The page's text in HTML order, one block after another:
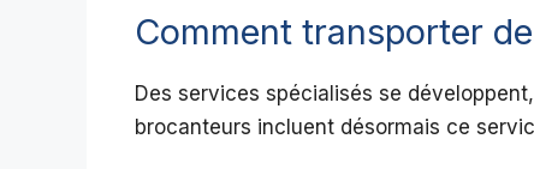
Comment transporter
Des services spécialisés se
brocanteurs incluent désormais ce